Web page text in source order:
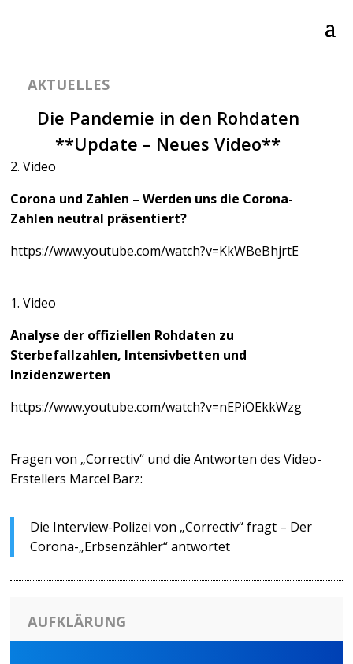
AKTUELLES
Die Pandemie in den Rohdaten
**Update – Neues Video**
2. Video
Corona und Zahlen – Werden uns die Corona-
Zahlen neutral präsentiert?
https://www.youtube.com/watch?v=KkWBeBhjrtE
1. Video
Analyse der offiziellen Rohdaten zu
Sterbefallzahlen, Intensivbetten und
Inzidenzwerten
https://www.youtube.com/watch?v=nEPiOEkkWzg
Fragen von „Correctiv“ und die Antworten des Video-
Erstellers Marcel Barz:
Die Interview-Polizei von „Correctiv“ fragt – Der
Corona-„Erbsenzähler“ antwortet
AUFKLÄRUNG